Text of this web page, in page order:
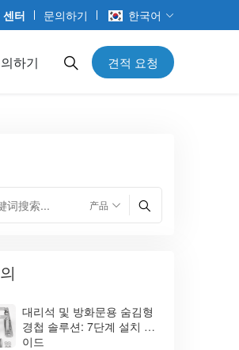
터 문의하기 한국어
하기 견적 요청
대리석 및 방화문용 숨김형
경첩 솔루션: 7단계 설치 가
이드